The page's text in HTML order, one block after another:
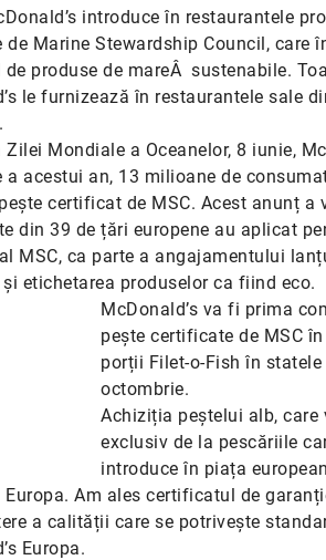
introduce în restaurantele
Marine Stewardship Council, care
produse de mareÂ sustenabile.
le furnizează în restaurantele sale
Zilei Mondiale a Oceanelor, 8 iunie,
a acestui an, 13 milioane de
certificat de MSC. Acest anunț a
din 39 de țări europene au aplicat
MSC, ca parte a angajamentului
etichetarea produselor ca fiind eco.
McDonald’s va fi prima
pește certificate de MSC
porții Filet-o-Fish în
octombrie.
Achiziția peștelui alb, care
exclusiv de la pescăriile
introduce în piața
Am ales certificatul de
a calității care se potrivește
Europa.